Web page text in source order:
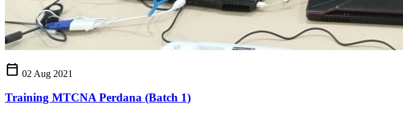
calendar_today 02 Aug 2021
Training MTCNA Perdana (Batch 1)